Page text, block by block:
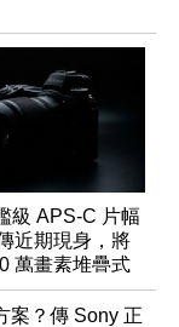
級 APS-C 片幅
近期現身，將
萬畫素堆疊式
案？傳 Sony 正